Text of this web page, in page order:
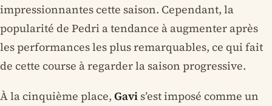
impressionnantes cette saison. Cependant, la
popularité de Pedri a tendance à augmenter après
les performances les plus remarquables, ce qui fait
de cette course à regarder la saison progressive.
À la cinquième place, Gavi s’est imposé comme un